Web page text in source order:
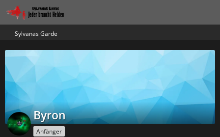
Sylvanas Garde
Byron
Anfänger